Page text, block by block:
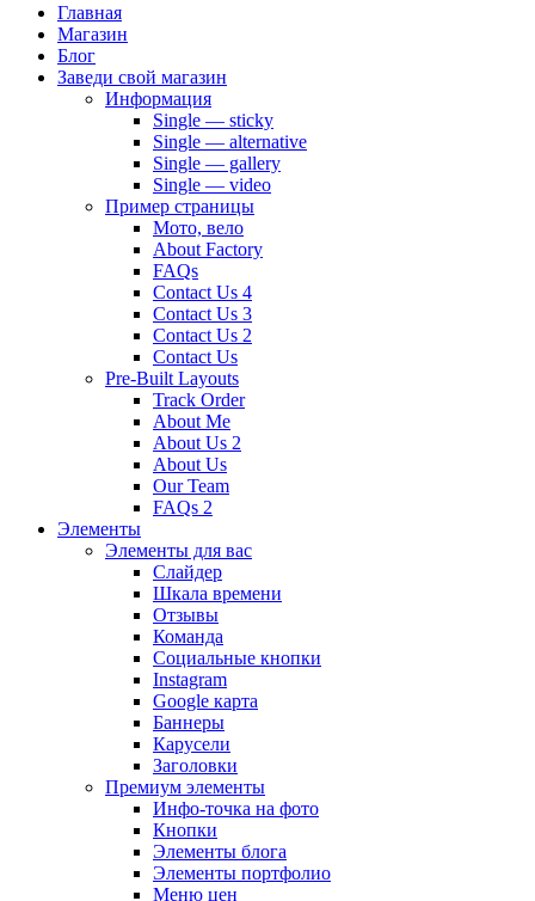
Главная
Магазин
Блог
Заведи свой магазин
Информация
Single — sticky
Single — alternative
Single — gallery
Single — video
Пример страницы
Мото, вело
About Factory
FAQs
Contact Us 4
Contact Us 3
Contact Us 2
Contact Us
Pre-Built Layouts
Track Order
About Me
About Us 2
About Us
Our Team
FAQs 2
Элементы
Элементы для вас
Слайдер
Шкала времени
Отзывы
Команда
Социальные кнопки
Instagram
Google карта
Баннеры
Карусели
Заголовки
Премиум элементы
Инфо-точка на фото
Кнопки
Элементы блога
Элементы портфолио
Меню цен